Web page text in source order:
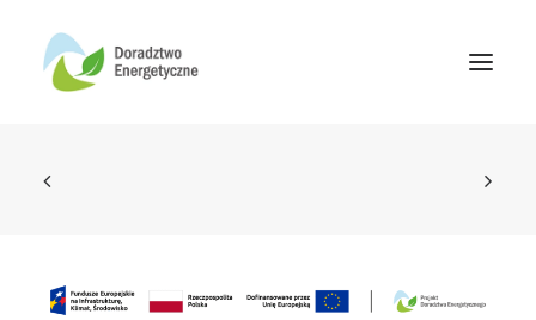
Oferta doradców
Oferta finansowania